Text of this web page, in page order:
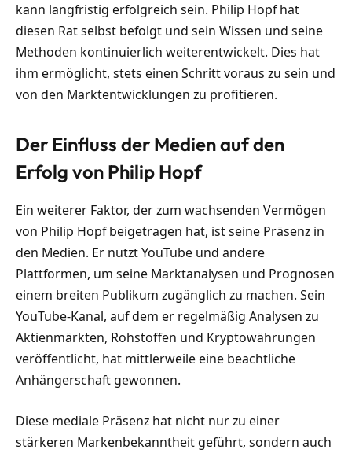
kann langfristig erfolgreich sein. Philip Hopf hat
diesen Rat selbst befolgt und sein Wissen und seine
Methoden kontinuierlich weiterentwickelt. Dies hat
ihm ermöglicht, stets einen Schritt voraus zu sein und
von den Marktentwicklungen zu profitieren.
Der Einfluss der Medien auf den
Erfolg von Philip Hopf
Ein weiterer Faktor, der zum wachsenden Vermögen
von Philip Hopf beigetragen hat, ist seine Präsenz in
den Medien. Er nutzt YouTube und andere
Plattformen, um seine Marktanalysen und Prognosen
einem breiten Publikum zugänglich zu machen. Sein
YouTube-Kanal, auf dem er regelmäßig Analysen zu
Aktienmärkten, Rohstoffen und Kryptowährungen
veröffentlicht, hat mittlerweile eine beachtliche
Anhängerschaft gewonnen.
Diese mediale Präsenz hat nicht nur zu einer
stärkeren Markenbekanntheit geführt, sondern auch